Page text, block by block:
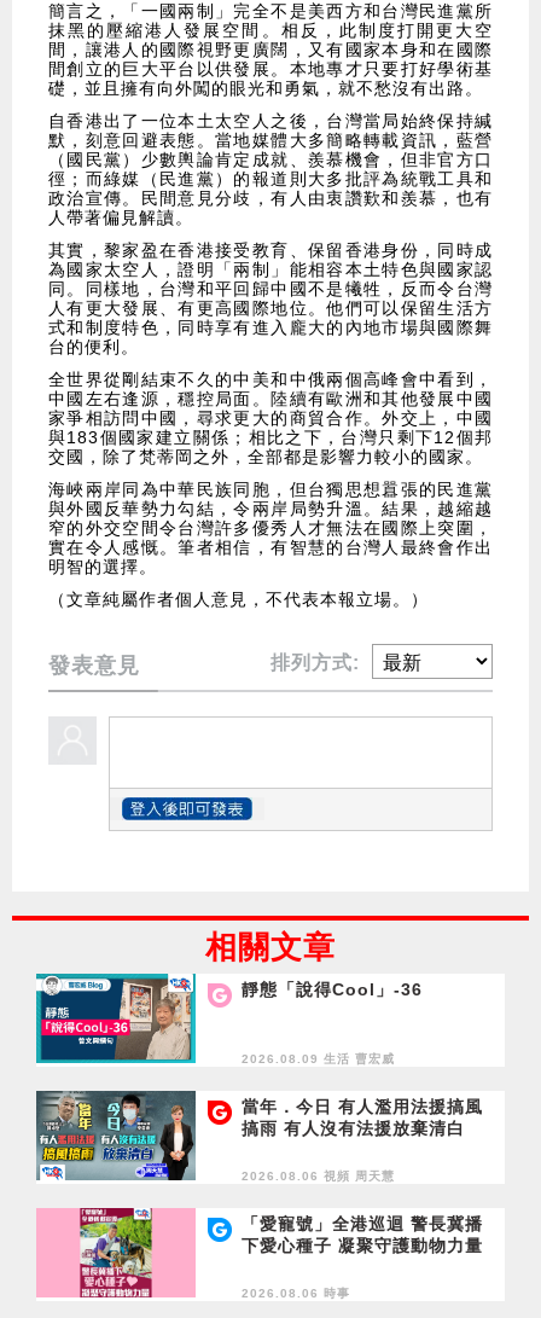
簡言之，「一國兩制」完全不是美西方和台灣民進黨所
抹黑的壓縮港人發展空間。相反，此制度打開更大空
間，讓港人的國際視野更廣闊，又有國家本身和在國際
間創立的巨大平台以供發展。本地專才只要打好學術基
礎，並且擁有向外闖的眼光和勇氣，就不愁沒有出路。
自香港出了一位本土太空人之後，台灣當局始終保持緘
默，刻意回避表態。當地媒體大多簡略轉載資訊，藍營
（國民黨）少數輿論肯定成就、羨慕機會，但非官方口
徑；而綠媒（民進黨）的報道則大多批評為統戰工具和
政治宣傳。民間意見分歧，有人由衷讚歎和羨慕，也有
人帶著偏見解讀。
其實，黎家盈在香港接受教育、保留香港身份，同時成
為國家太空人，證明「兩制」能相容本土特色與國家認
同。同樣地，台灣和平回歸中國不是犧牲，反而令台灣
人有更大發展、有更高國際地位。他們可以保留生活方
式和制度特色，同時享有進入龐大的內地市場與國際舞
台的便利。
全世界從剛結束不久的中美和中俄兩個高峰會中看到，
中國左右逢源，穩控局面。陸續有歐洲和其他發展中國
家爭相訪問中國，尋求更大的商貿合作。外交上，中國
與183個國家建立關係；相比之下，台灣只剩下12個邦
交國，除了梵蒂岡之外，全部都是影響力較小的國家。
海峽兩岸同為中華民族同胞，但台獨思想囂張的民進黨
與外國反華勢力勾結，令兩岸局勢升溫。結果，越縮越
窄的外交空間令台灣許多優秀人才無法在國際上突圍，
實在令人感慨。筆者相信，有智慧的台灣人最終會作出
明智的選擇。
（文章純屬作者個人意見，不代表本報立場。）
發表意見 排列方式:
相關文章
靜態「說得Cool」-36
2026.08.09 生活 曹宏威
當年．今日 有人濫用法援搞風
搞雨 有人沒有法援放棄清白
2026.08.06 視頻 周天慧
「愛寵號」全港巡迴 警長冀播
下愛心種子 凝聚守護動物力量
2026.08.06 時事